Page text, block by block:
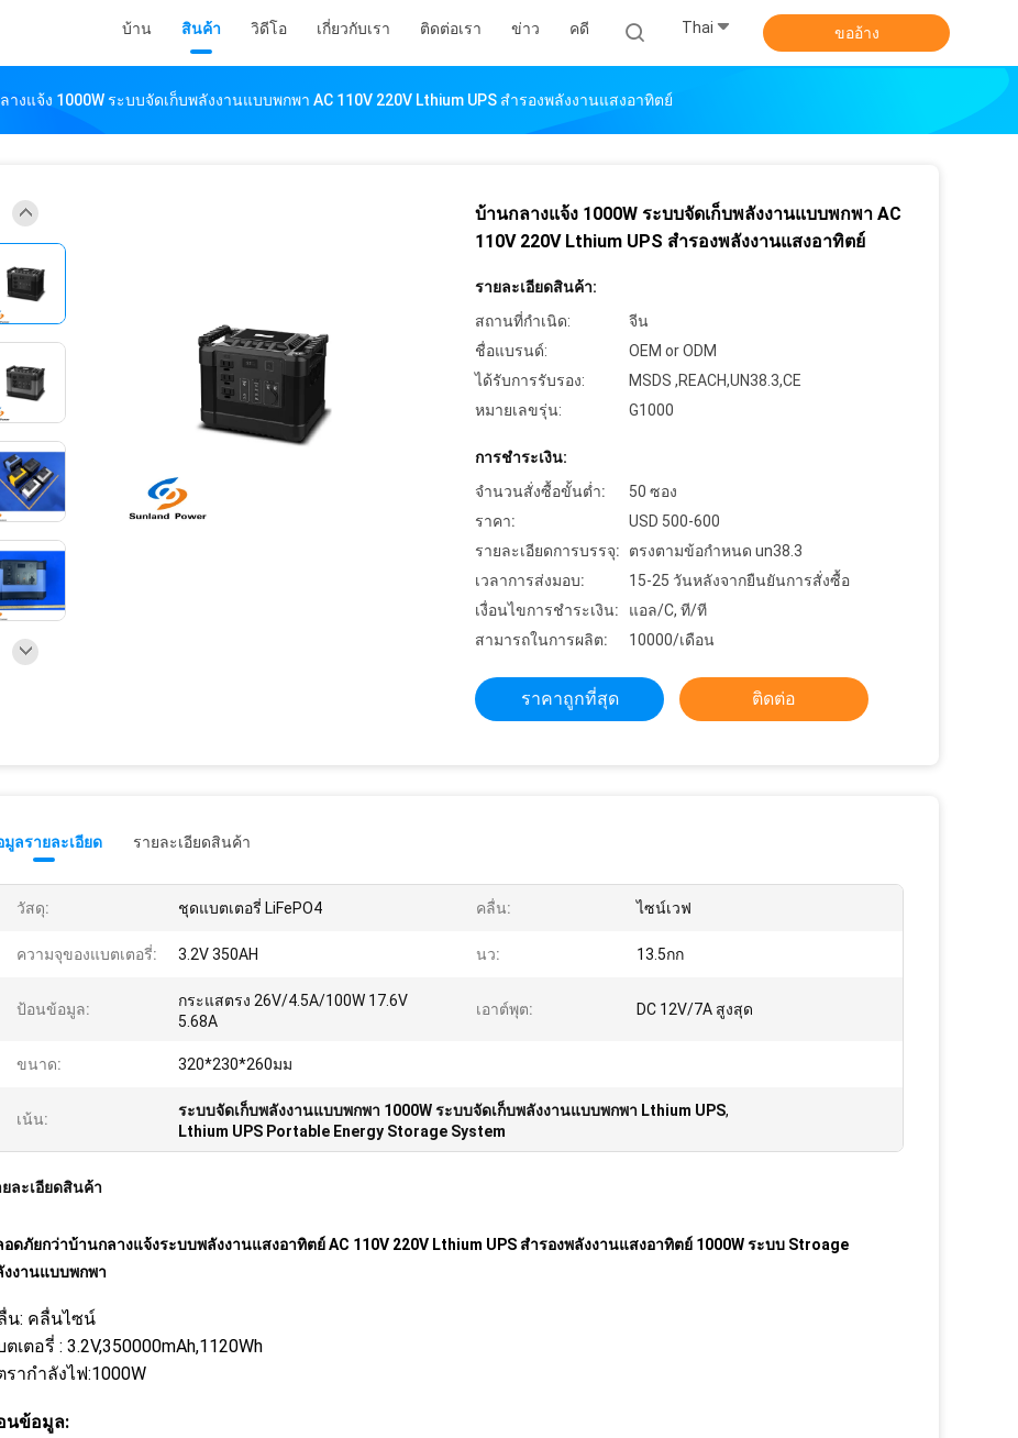
บ้าน สินค้า วิดีโอ เกี่ยวกับเรา ติดต่อเรา ข่าว คดี Thai ขออ้าง
างแจ้ง 1000W ระบบจัดเก็บพลังงานแบบพกพา AC 110V 220V Lthium UPS สำรองพลังงานแสงอาทิตย์
บ้านกลางแจ้ง 1000W ระบบจัดเก็บพลังงานแบบพกพา AC
110V 220V Lthium UPS สำรองพลังงานแสงอาทิตย์
รายละเอียดสินค้า:
สถานที่กำเนิด:
จีน
ชื่อแบรนด์:
OEM or ODM
ได้รับการรับรอง:
MSDS ,REACH,UN38.3,CE
หมายเลขรุ่น:
G1000
การชำระเงิน:
จำนวนสั่งซื้อขั้นต่ำ:
50 ซอง
ราคา:
USD 500-600
รายละเอียดการบรรจุ:
ตรงตามข้อกำหนด un38.3
เวลาการส่งมอบ:
15-25 วันหลังจากยืนยันการสั่งซื้อ
เงื่อนไขการชำระเงิน:
แอล/C, ที/ที
สามารถในการผลิต:
10000/เดือน
ราคาถูกที่สุด ติดต่อ
ลรายละเอียด รายละเอียดสินค้า
วัสดุ: ชุดแบตเตอรี่ LiFePO4 คลื่น: ไซน์เวฟ
ความจุของแบตเตอรี่: 3.2V 350AH นว: 13.5กก
ป้อนข้อมูล:
กระแสตรง 26V/4.5A/100W 17.6V
5.68A
เอาต์พุต: DC 12V/7A สูงสุด
ขนาด: 320*230*260มม
เน้น: ระบบจัดเก็บพลังงานแบบพกพา 1000W ระบบจัดเก็บพลังงานแบบพกพา Lthium UPS,
Lthium UPS Portable Energy Storage System
ละเอียดสินค้า
ดภัยกว่าบ้านกลางแจ้งระบบพลังงานแสงอาทิตย์ AC 110V 220V Lthium UPS สำรองพลังงานแสงอาทิตย์ 1000W ระบบ Stroage
งงานแบบพกพา
น: คลื่นไซน์
ตเตอรี่ : 3.2V,350000mAh,1120Wh
รากำลังไฟ:1000W
นข้อมูล: